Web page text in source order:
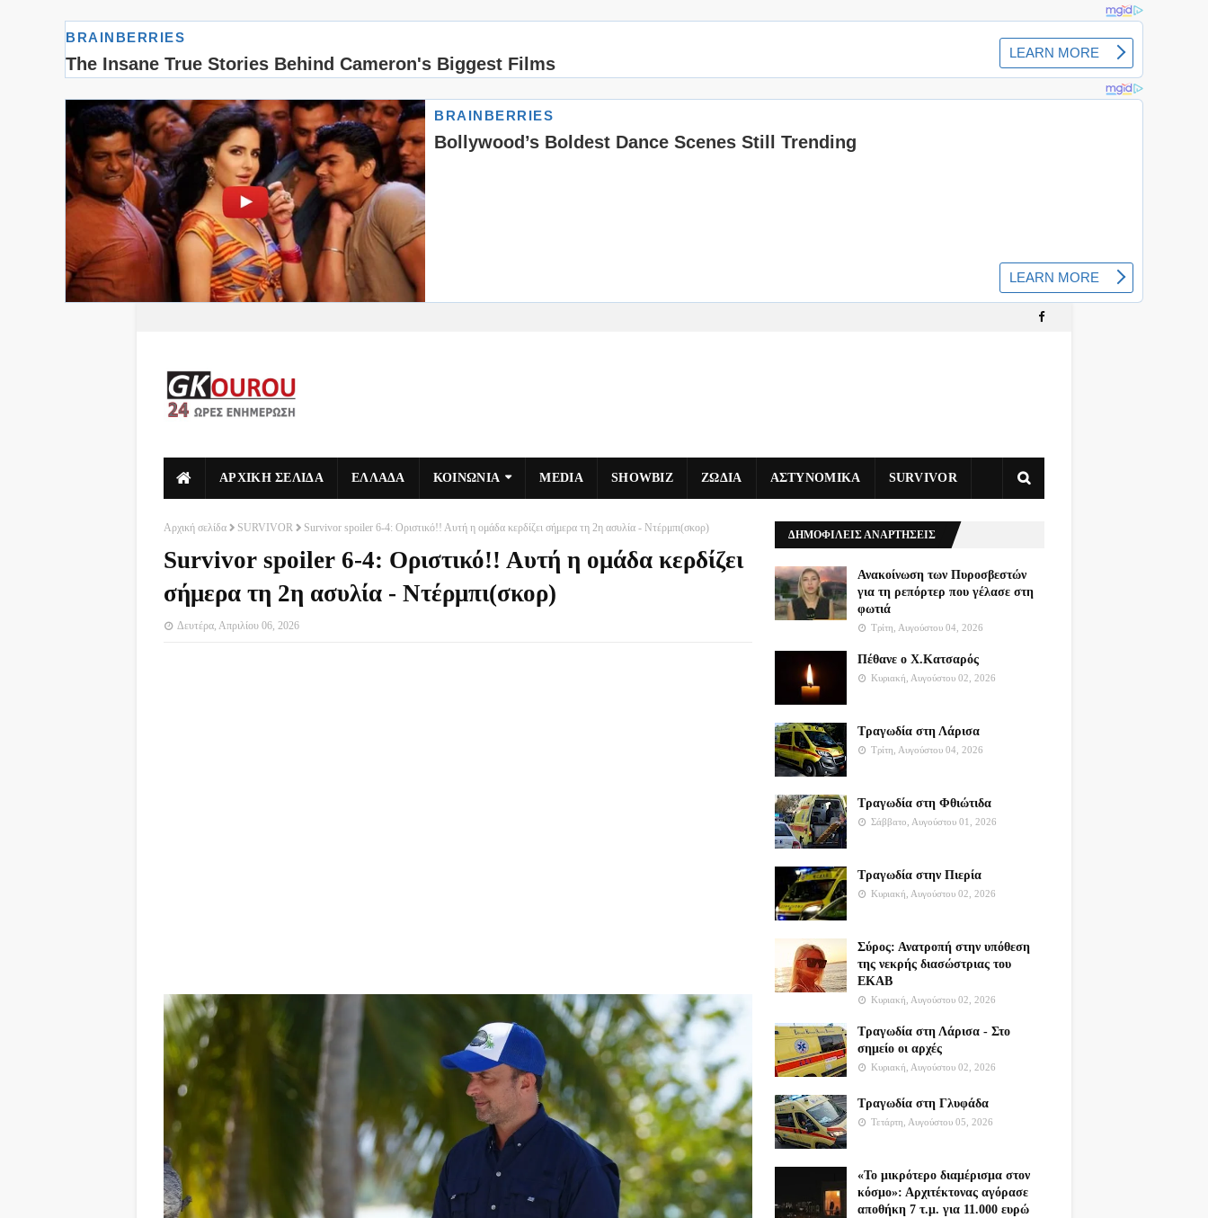
ΑΡΧΙΚΗ ΣΕΛΙΔΑ ΕΛΛΑΔΑ ΚΟΙΝΩΝΙΑ MEDIA SHOWBIZ ΖΩΔΙΑ ΑΣΤΥΝΟΜΙΚΑ SURVIVOR
Αρχική σελίδα SURVIVOR Survivor spoiler 6-4: Οριστικό!! Αυτή η ομάδα κερδίζει σήμερα τη 2η ασυλία - Ντέρμπι(σκορ)
Survivor spoiler 6-4: Οριστικό!! Αυτή η ομάδα κερδίζει
σήμερα τη 2η ασυλία - Ντέρμπι(σκορ)
Δευτέρα, Απριλίου 06, 2026
ΔΗΜΟΦΙΛΕΙΣ ΑΝΑΡΤΗΣΕΙΣ
Ανακοίνωση των Πυροσβεστών
για τη ρεπόρτερ που γέλασε στη
φωτιά
Τρίτη, Αυγούστου 04, 2026
Πέθανε ο Χ.Κατσαρός
Κυριακή, Αυγούστου 02, 2026
Τραγωδία στη Λάρισα
Τρίτη, Αυγούστου 04, 2026
Τραγωδία στη Φθιώτιδα
Σάββατο, Αυγούστου 01, 2026
Τραγωδία στην Πιερία
Κυριακή, Αυγούστου 02, 2026
Σύρος: Ανατροπή στην υπόθεση
της νεκρής διασώστριας του
ΕΚΑΒ
Κυριακή, Αυγούστου 02, 2026
Τραγωδία στη Λάρισα - Στο
σημείο οι αρχές
Κυριακή, Αυγούστου 02, 2026
Τραγωδία στη Γλυφάδα
Τετάρτη, Αυγούστου 05, 2026
«Το μικρότερο διαμέρισμα στον
κόσμο»: Αρχιτέκτονας αγόρασε
αποθήκη 7 τ.μ. για 11.000 ευρώ